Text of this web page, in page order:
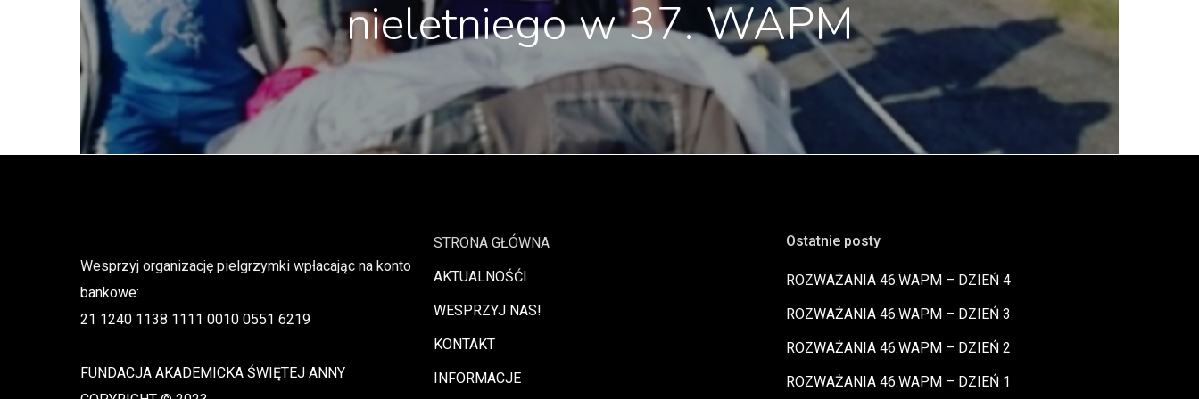
nieletniego w 37. WAPM
Wesprzyj organizację pielgrzymki wpłacając na konto
bankowe:
21 1240 1138 1111 0010 0551 6219
FUNDACJA AKADEMICKA ŚWIĘTEJ ANNY
STRONA GŁÓWNA
AKTUALNOŚĆI
WESPRZYJ NAS!
KONTAKT
INFORMACJE
Ostatnie posty
ROZWAŻANIA 46.WAPM – DZIEŃ 4
ROZWAŻANIA 46.WAPM – DZIEŃ 3
ROZWAŻANIA 46.WAPM – DZIEŃ 2
ROZWAŻANIA 46.WAPM – DZIEŃ 1